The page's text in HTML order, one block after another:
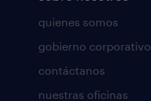
quienes somos
gobierno corporativo
contáctanos
nuestras oficinas